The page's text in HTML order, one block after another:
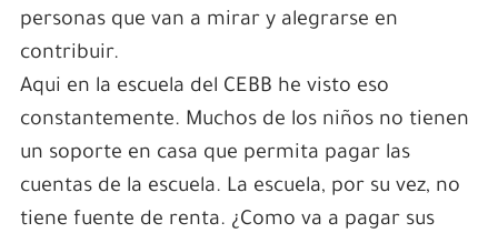
personas que van a mirar y alegrarse en
contribuir.
Aqui en la escuela del CEBB he visto eso
constantemente. Muchos de los niños no tienen
un soporte en casa que permita pagar las
cuentas de la escuela. La escuela, por su vez, no
tiene fuente de renta. ¿Como va a pagar sus